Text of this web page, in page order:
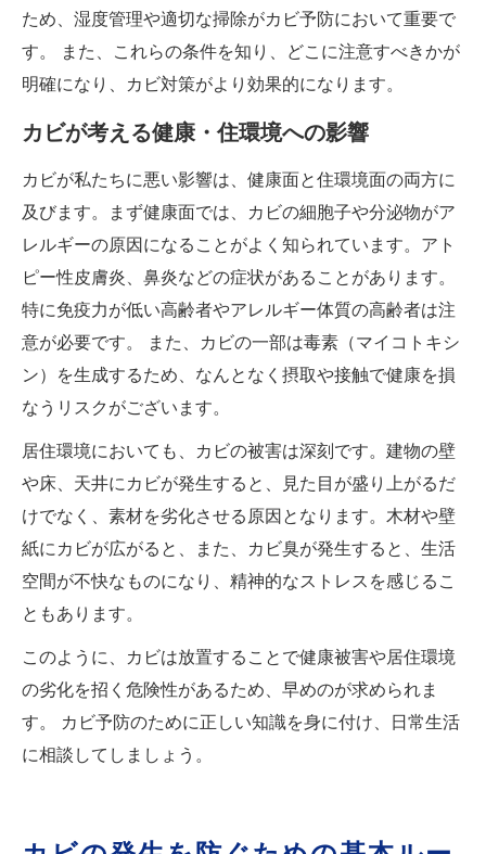
ため、湿度管理や適切な掃除がカビ予防において重要で
す。 また、これらの条件を知り、どこに注意すべきかが
明確になり、カビ対策がより効果的になります。
カビが考える健康・住環境への影響
カビが私たちに悪い影響は、健康面と住環境面の両方に
及びます。まず健康面では、カビの細胞子や分泌物がア
レルギーの原因になることがよく知られています。アト
ピー性皮膚炎、鼻炎などの症状があることがあります。
特に免疫力が低い高齢者やアレルギー体質の高齢者は注
意が必要です。 また、カビの一部は毒素（マイコトキシ
ン）を生成するため、なんとなく摂取や接触で健康を損
なうリスクがございます。
居住環境においても、カビの被害は深刻です。建物の壁
や床、天井にカビが発生すると、見た目が盛り上がるだ
けでなく、素材を劣化させる原因となります。木材や壁
紙にカビが広がると、また、カビ臭が発生すると、生活
空間が不快なものになり、精神的なストレスを感じるこ
ともあります。
このように、カビは放置することで健康被害や居住環境
の劣化を招く危険性があるため、早めのが求められま
す。 カビ予防のために正しい知識を身に付け、日常生活
に相談してしましょう。